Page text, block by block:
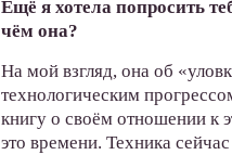
Ещё я хотела попросить
чём она?
На мой взгляд, она об
технологическим
книгу о своём отношении к
это времени. Техника